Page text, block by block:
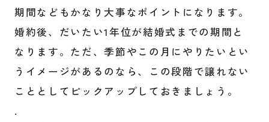
期間などもかなり大事なポイントになります。
婚約後、だいたい1年位が結婚式までの期間と
なります。ただ、季節やこの月にやりたいとい
うイメージがあるのなら、この段階で譲れない
こととしてピックアップしておきましょう。
.